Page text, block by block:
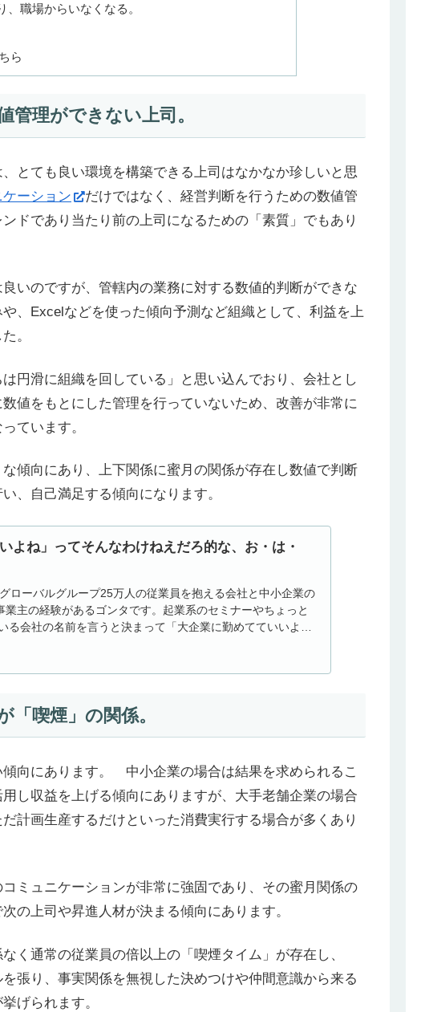
職場からいなくなる。
ら
理ができない上司。
とても良い環境を構築できる上司はなかなか珍しいと思
ーション
だけではなく、経営判断を行うための数値管
ドであり当たり前の上司になるための「素質」でもあり
いのですが、管轄内の業務に対する数値的判断ができな
、Excelなどを使った傾向予測など組織として、利益を上
。
円滑に組織を回している」と思い込んでおり、会社とし
値をもとにした管理を行っていないため、改善が非常に
ています。
傾向にあり、上下関係に蜜月の関係が存在し数値で判断
、自己満足する傾向になります。
よね」ってそんなわけねえだろ的な、お・は・
ローバルグループ25万人の従業員を抱える会社と中小企業の
主の経験があるゴンタです。起業系のセミナーやちょっと
る会社の名前を言うと決まって「大企業に勤めてていいよ
年まで安泰だよね」みたいな話になるんですよね・・ンなわ
喫煙」の関係。
向にあります。 中小企業の場合は結果を求められるこ
し収益を上げる傾向にありますが、大手老舗企業の場合
計画生産するだけといった消費実行する場合が多くあり
コミュニケーションが非常に強固であり、その蜜月関係の
の上司や昇進人材が決まる傾向にあります。
く通常の従業員の倍以上の「喫煙タイム」が存在し、
張り、事実関係を無視した決めつけや仲間意識から来る
げられます。